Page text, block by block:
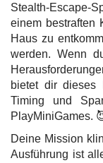
Stealth-Escape-
einem bestraften
Haus zu
werden. Wenn
bietet dir dieses
Timing und
PlayMiniGames.
Deine Mission
Ausführung ist